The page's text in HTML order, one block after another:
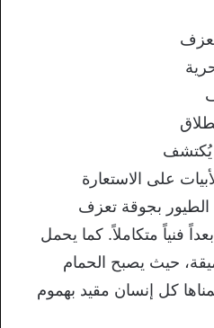
يُكتشف
على الاستعارة
بجوقة تعزف
بعداً فنياً متكاملاً. كما يحمل
حيث يصبح الحمام
كل إنسان مقيد بهموم